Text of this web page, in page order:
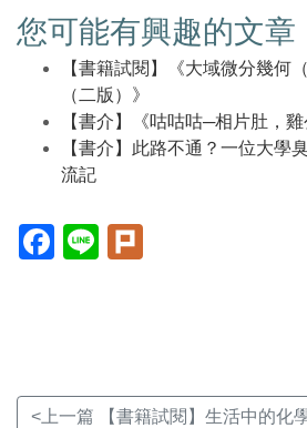
您可能有興趣的文章
【書籍試閱】《大域微分幾何
（二版）》
【書介】《咕咕咕─相片肚，雞
【書介】此路不通？一位大學
流記
Facebook(另
開
Line(另
開
<上一篇 【書籍試閱】生活中的化